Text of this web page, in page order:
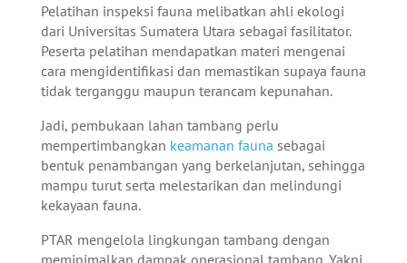
Pelatihan inspeksi fauna melibatkan ahli ekologi
dari Universitas Sumatera Utara sebagai fasilitator.
Peserta pelatihan mendapatkan materi mengenai
cara mengidentifikasi dan memastikan supaya fauna
tidak terganggu maupun terancam kepunahan.
Jadi, pembukaan lahan tambang perlu
mempertimbangkan keamanan fauna sebagai
bentuk penambangan yang berkelanjutan, sehingga
mampu turut serta melestarikan dan melindungi
kekayaan fauna.
PTAR mengelola lingkungan tambang dengan
meminimalkan dampak operasional tambang. Yakni